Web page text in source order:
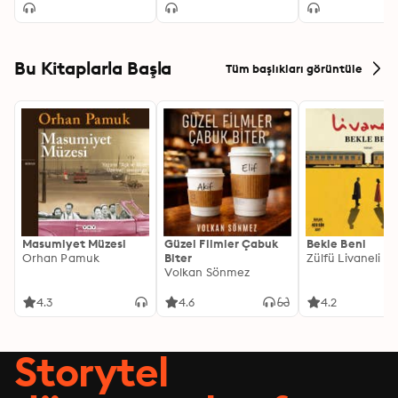
Bu Kitaplarla Başla Tüm başlıkları görüntüle
Masumiyet Müzesi
Orhan Pamuk
4.3
Güzel Filmler Çabuk
Biter
Volkan Sönmez
4.6
Bekle Beni
Zülfü Livaneli
4.2
Storytel